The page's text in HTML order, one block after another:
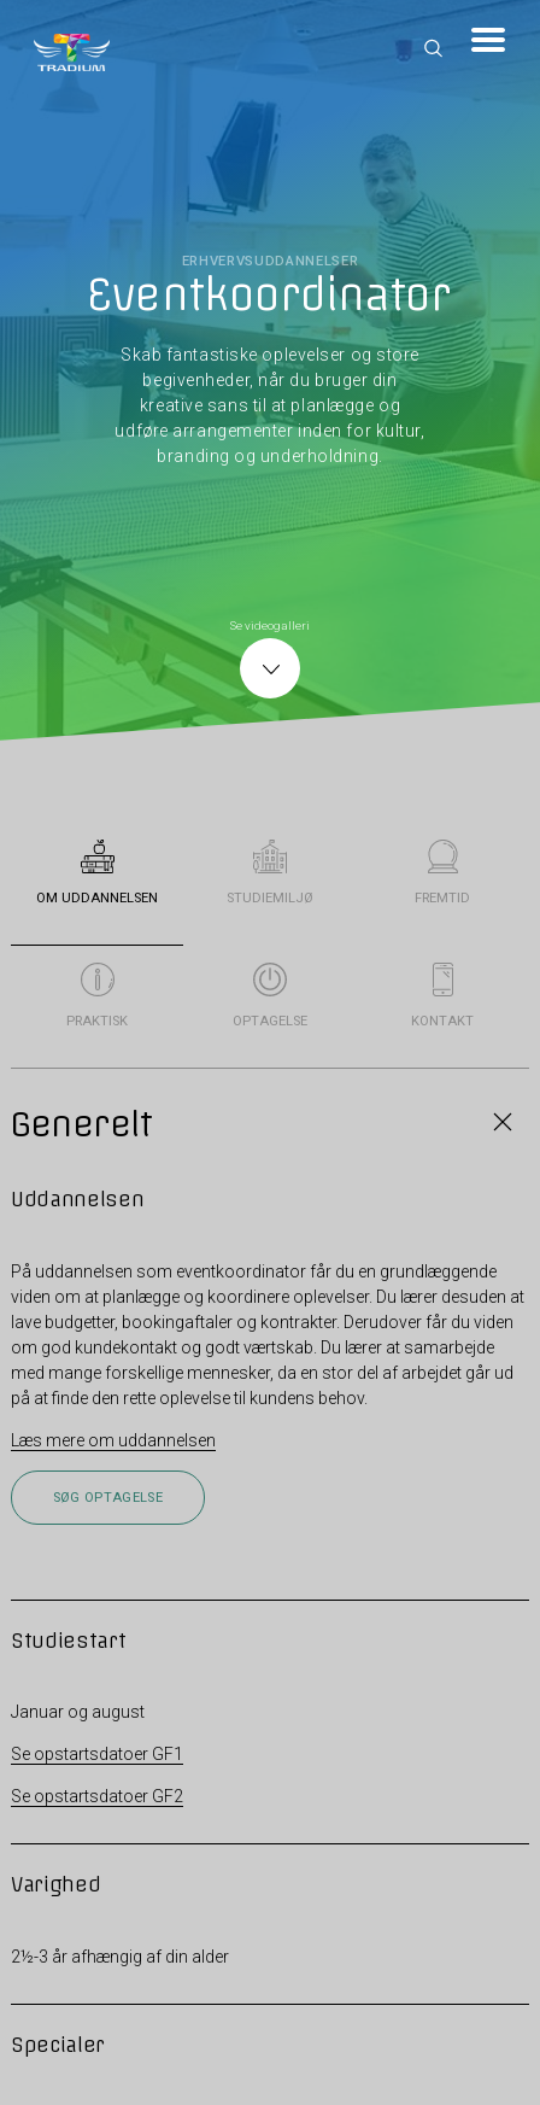
ERHVERVSUDDANNELSER
Eventkoordinator
Skab fantastiske oplevelser og store
begivenheder, når du bruger din
kreative sans til at planlægge og
udføre arrangementer inden for kultur,
branding og underholdning.
Se videogalleri
OM UDDANNELSEN STUDIEMILJØ FREMTID
PRAKTISK OPTAGELSE KONTAKT
Generelt
Uddannelsen
På uddannelsen som eventkoordinator får du en grundlæggende
viden om at planlægge og koordinere oplevelser. Du lærer desuden at
lave budgetter, bookingaftaler og kontrakter. Derudover får du viden
om god kundekontakt og godt værtskab. Du lærer at samarbejde
med mange forskellige mennesker, da en stor del af arbejdet går ud
på at finde den rette oplevelse til kundens behov.
Læs mere om uddannelsen
SØG OPTAGELSE
Studiestart
Januar og august
Se opstartsdatoer GF1
Se opstartsdatoer GF2
Varighed
2½-3 år afhængig af din alder
Specialer